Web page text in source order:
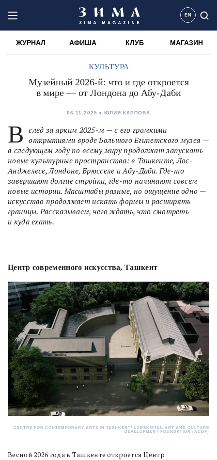
EN
ЖУРНАЛ АФИША КЛУБ МАГАЗИН
КУЛЬТУРА
Музейный 2026-й: что и где откроется
в мире — от Лондона до Абу-Даби
06.11.2025 ЮЛИЯ КАРПОВА
В
след за ярким 2025-м — с его громкими
открытиями вроде Большого Египетского музея —
в следующем году по всему миру продолжат запускать
новые культурные пространства: в Ташкенте, Лос-
Анджелесе, Лондоне, Брюсселе и Абу-Даби. Где-то
завершают долгие стройки, где-то начинают совсем
новые истории. Масштабы разные, но ощущение одно —
искусство продолжает искать формы и расширять
границы. Рассказываем, чего ждать, что смотреть
и куда ехать.
Центр современного искусства, Ташкент
CENTRE FOR CONTEMPORARY ARTS IN TASHKENT/ UZBEKISTAN ART AND CULTURE
DEVELOPMENT FOUNDATION (ACDF)
Весной 2026 года в Ташкенте откроется Центр